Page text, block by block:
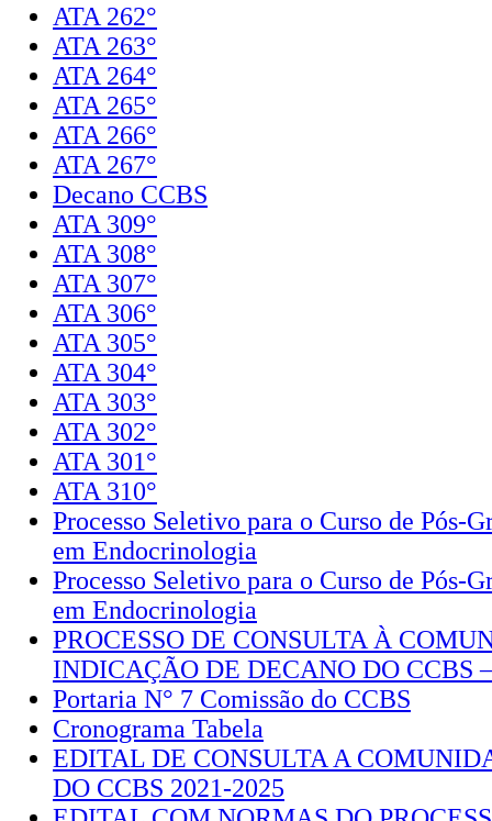
ATA 262°
ATA 263°
ATA 264°
ATA 265°
ATA 266°
ATA 267°
Decano CCBS
ATA 309°
ATA 308°
ATA 307°
ATA 306°
ATA 305°
ATA 304°
ATA 303°
ATA 302°
ATA 301°
ATA 310°
Processo Seletivo para o Curso de Pós-
em Endocrinologia
Processo Seletivo para o Curso de Pós-
em Endocrinologia
PROCESSO DE CONSULTA À
INDICAÇÃO DE DECANO DO CCBS
Portaria N° 7 Comissão do CCBS
Cronograma Tabela
EDITAL DE CONSULTA A
DO CCBS 2021-2025